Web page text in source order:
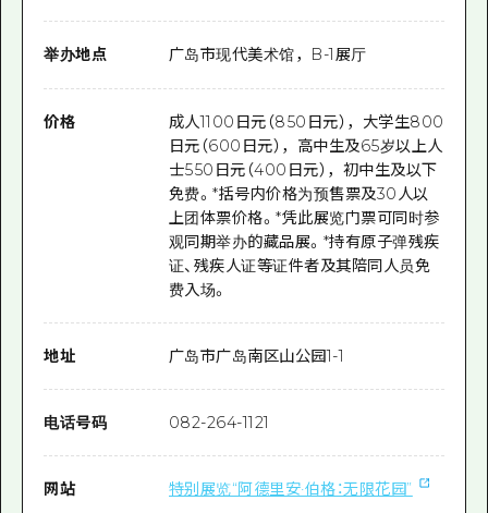
举办地点 广岛市现代美术馆，B-1展厅
价格
成人1100日元（850日元），大学生800
日元（600日元），高中生及65岁以上人
士550日元（400日元），初中生及以下
免费。*括号内价格为预售票及30人以
上团体票价格。*凭此展览门票可同时参
观同期举办的藏品展。*持有原子弹残疾
证、残疾人证等证件者及其陪同人员免
费入场。
地址 广岛市广岛南区山公园1-1
电话号码 082-264-1121
网站 特别展览“阿德里安·伯格：无限花园”